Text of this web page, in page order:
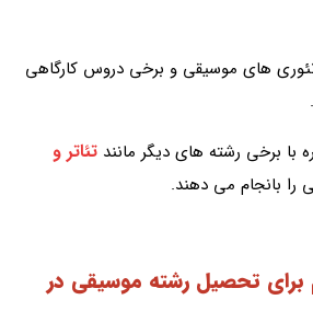
تئوری های موسیقی و برخی دروس کارگاهی
با برخی رشته های دیگر مانند تئاتر و
را بانجام می دهند.
برای تحصیل رشته موسیقی در